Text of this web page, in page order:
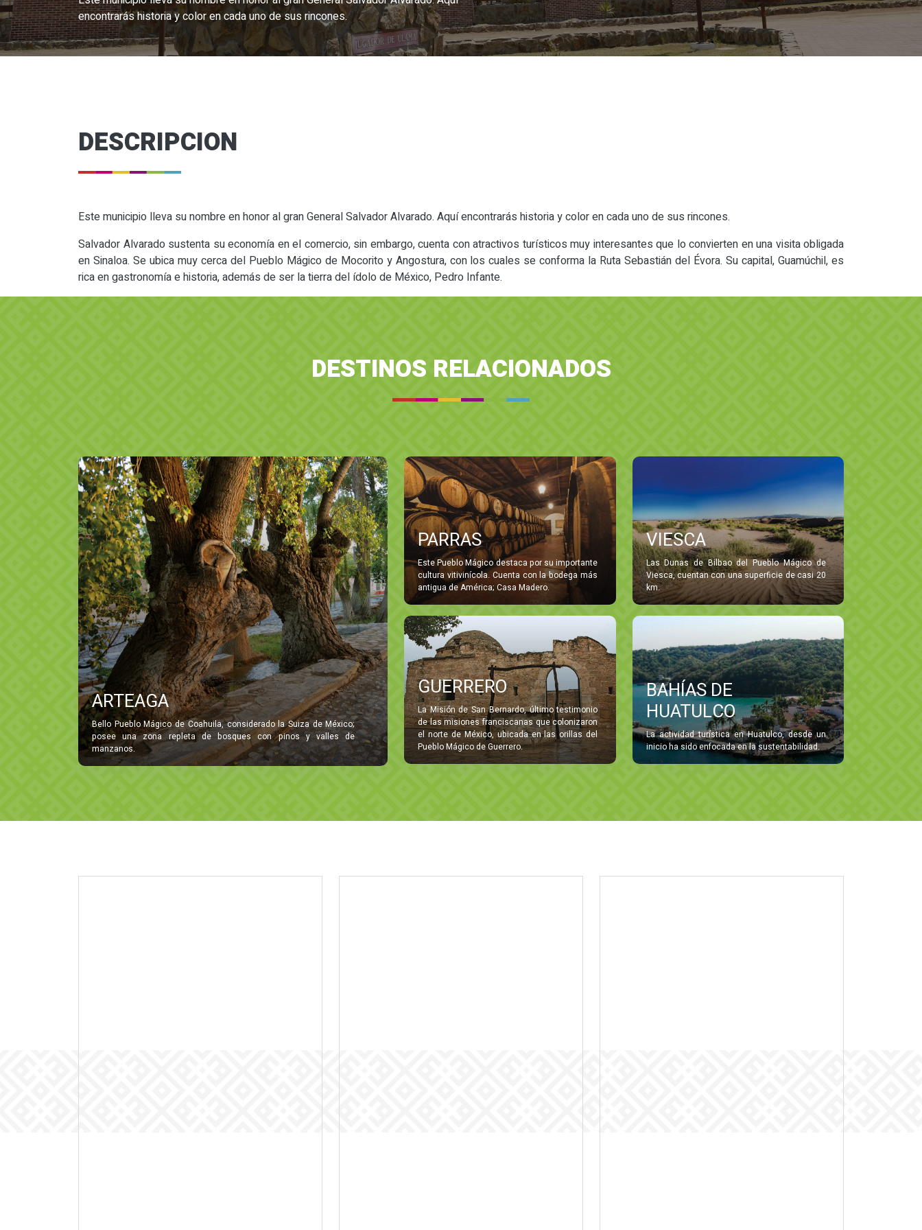
encontrarás historia y color en cada uno de sus rincones.
DESCRIPCION
Este municipio lleva su nombre en honor al gran General Salvador Alvarado. Aquí encontrarás historia y color en cada uno de sus rincones.
Salvador Alvarado sustenta su economía en el comercio, sin embargo, cuenta con atractivos turísticos muy interesantes que lo convierten en una visita obligada
en Sinaloa. Se ubica muy cerca del Pueblo Mágico de Mocorito y Angostura, con los cuales se conforma la Ruta Sebastián del Évora. Su capital, Guamúchil, es
rica en gastronomía e historia, además de ser la tierra del ídolo de México, Pedro Infante.
DESTINOS RELACIONADOS
ARTEAGA
Bello Pueblo Mágico de Coahuila, considerado la Suiza de México;
posee una zona repleta de bosques con pinos y valles de
manzanos.
PARRAS
Este Pueblo Mágico destaca por su importante
cultura vitivinícola. Cuenta con la bodega más
antigua de América; Casa Madero.
VIESCA
Las Dunas de Bilbao del Pueblo Mágico de
Viesca, cuentan con una superficie de casi 20
km.
GUERRERO
La Misión de San Bernardo, último testimonio
de las misiones franciscanas que colonizaron
el norte de México, ubicada en las orillas del
Pueblo Mágico de Guerrero.
BAHÍAS DE
HUATULCO
La actividad turística en Huatulco, desde un
inicio ha sido enfocada en la sustentabilidad.